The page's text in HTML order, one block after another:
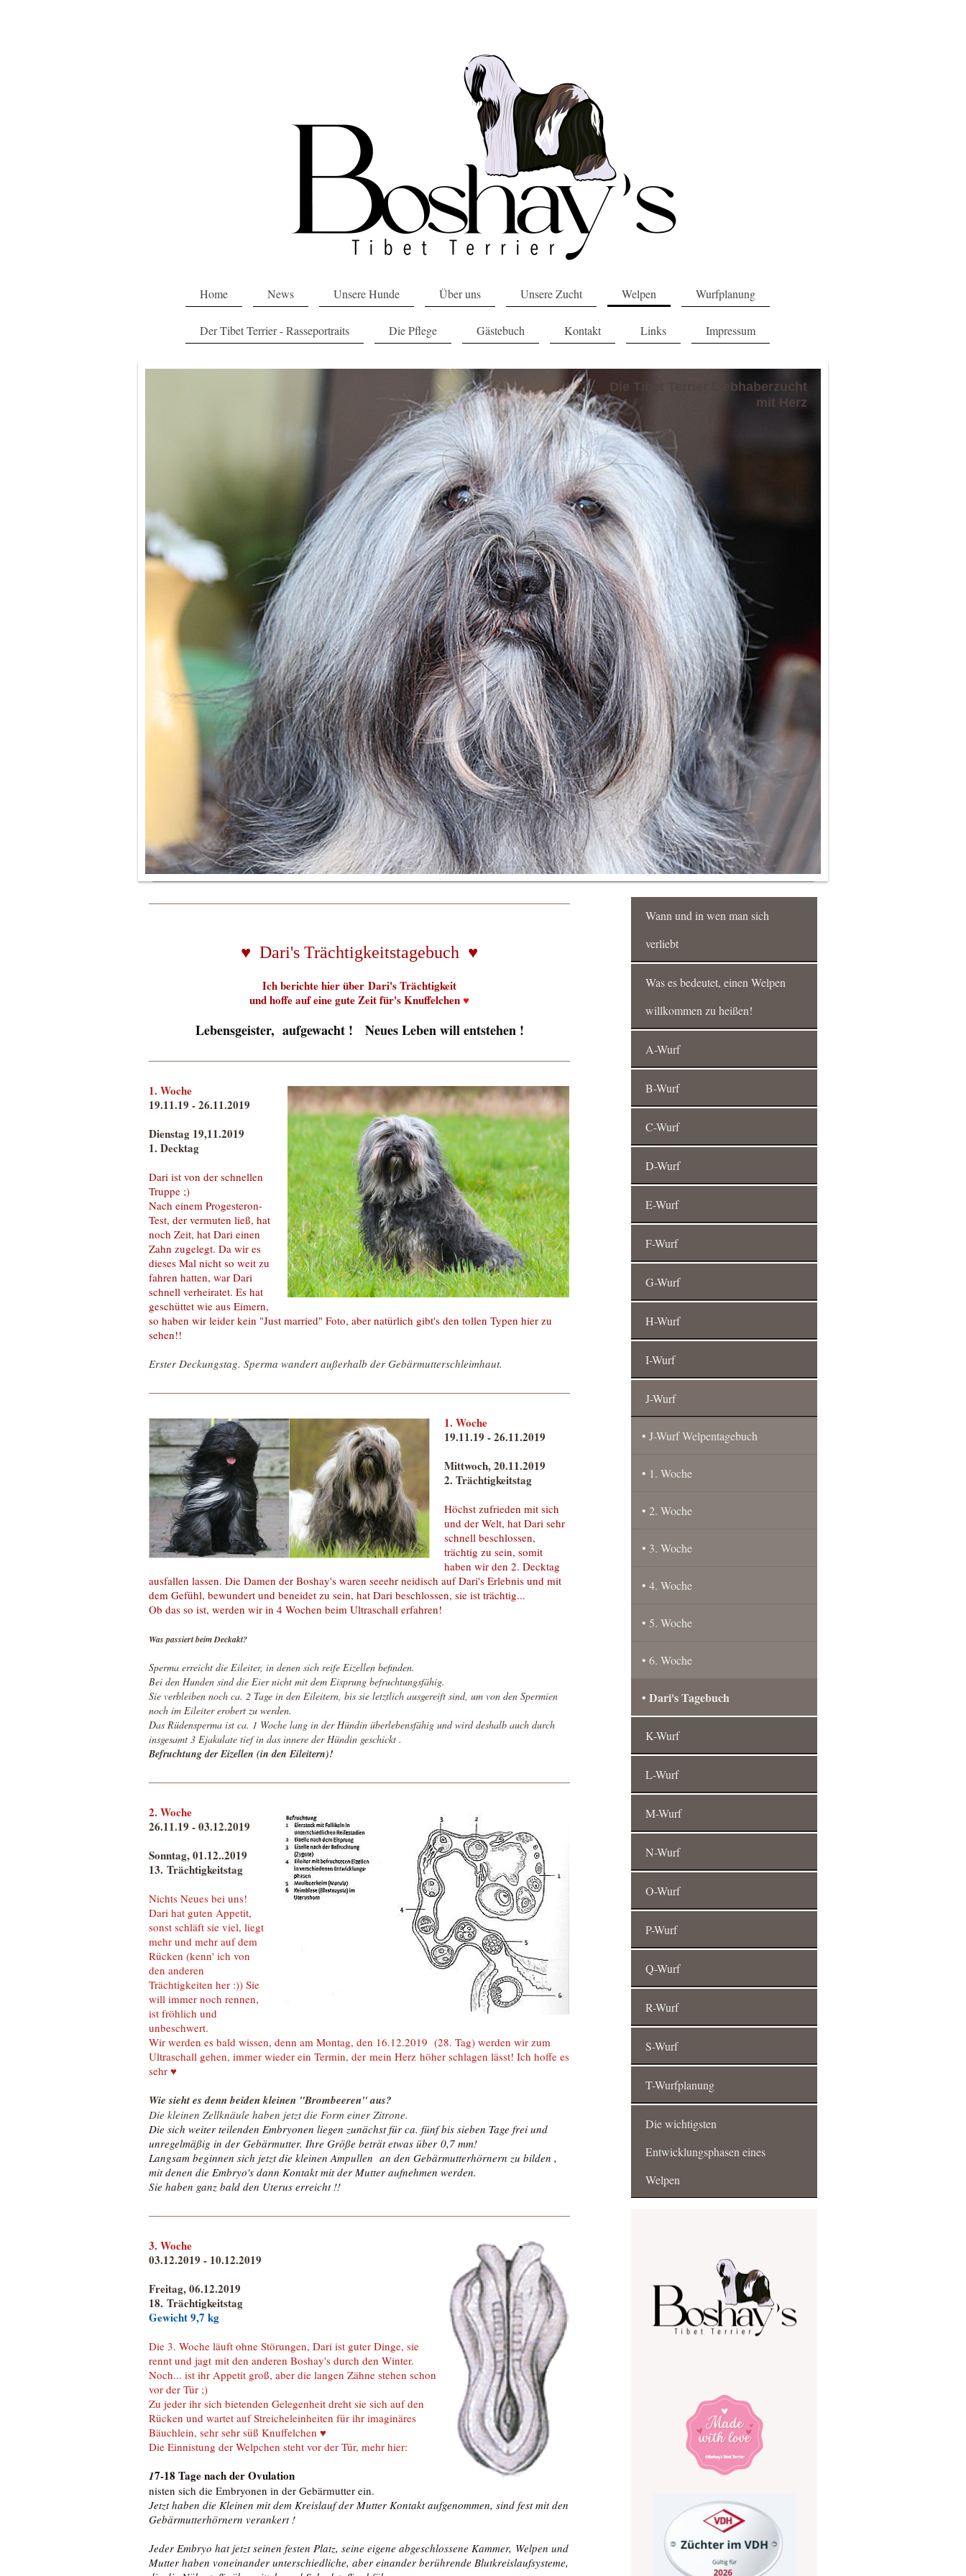
Home News Unsere Hunde Über uns Unsere Zucht Welpen Wurfplanung
Der Tibet Terrier - Rasseportraits Die Pflege Gästebuch Kontakt Links Impressum
Die Tibet Terrier Liebhaberzucht
mit Herz
♥ Dari's Trächtigkeitstagebuch ♥
Ich berichte hier über Dari's Trächtigkeit
und hoffe auf eine gute Zeit für's Knuffelchen♥
Lebensgeister, aufgewacht ! Neues Leben will entstehen !
1. Woche
19.11.19 - 26.11.2019
Dienstag 19,11.2019
1. Decktag
Dari ist von der schnellen
Truppe ;)
Nach einem Progesteron-
Test, der vermuten ließ, hat
noch Zeit, hat Dari einen
Zahn zugelegt. Da wir es
dieses Mal nicht so weit zu
fahren hatten, war Dari
schnell verheiratet. Es hat
geschüttet wie aus Eimern,
so haben wir leider kein "Just married" Foto, aber natürlich gibt's den tollen Typen hier zu
sehen!!
Erster Deckungstag. Sperma wandert außerhalb der Gebärmutterschleimhaut.
1. Woche
19.11.19 - 26.11.2019
Mittwoch, 20.11.2019
2. Trächtigkeitstag
Höchst zufrieden mit sich
und der Welt, hat Dari sehr
schnell beschlossen,
trächtig zu sein, somit
haben wir den 2. Decktag
ausfallen lassen. Die Damen der Boshay's waren seeehr neidisch auf Dari's Erlebnis und mit
dem Gefühl, bewundert und beneidet zu sein, hat Dari beschlossen, sie ist trächtig...
Ob das so ist, werden wir in 4 Wochen beim Ultraschall erfahren!
Was passiert beim Deckakt?
Sperma erreicht die Eileiter, in denen sich reife Eizellen befinden.
Bei den Hunden sind die Eier nicht mit dem Eisprung befruchtungsfähig.
Sie verbleiben noch ca. 2 Tage in den Eileitern, bis sie letztlich ausgereift sind, um von den Spermien
noch im Eileiter erobert zu werden.
Das Rüdensperma ist ca. 1 Woche lang in der Hündin überlebensfähig und wird deshalb auch durch
insgesamt 3 Ejakulate tief in das innere der Hündin geschickt .
Befruchtung der Eizellen (in den Eileitern)!
2. Woche
26.11.19 - 03.12.2019
Sonntag, 01.12..2019
13. Trächtigkeitstag
Nichts Neues bei uns!
Dari hat guten Appetit,
sonst schläft sie viel, liegt
mehr und mehr auf dem
Rücken (kenn' ich von
den anderen
Trächtigkeiten her :)) Sie
will immer noch rennen,
ist fröhlich und
unbeschwert.
Wir werden es bald wissen, denn am Montag, den 16.12.2019 (28. Tag) werden wir zum
Ultraschall gehen, immer wieder ein Termin, der mein Herz höher schlagen lässt! Ich hoffe es
sehr ♥
Wie sieht es denn beiden kleinen "Brombeeren" aus?
Die kleinen Zellknäule haben jetzt die Form einer Zitrone.
Die sich weiter teilenden Embryonen liegen zunächst für ca. fünf bis sieben Tage frei und
unregelmäßig in der Gebärmutter. Ihre Größe beträt etwas über 0,7 mm!
Langsam beginnen sich jetzt die kleinen Ampullen an den Gebärmutterhörnern zu bilden ,
mit denen die Embryo's dann Kontakt mit der Mutter aufnehmen werden.
Sie haben ganz bald den Uterus erreicht !!
3. Woche
03.12.2019 - 10.12.2019
Freitag, 06.12.2019
18. Trächtigkeitstag
Gewicht 9,7 kg
Die 3. Woche läuft ohne Störungen, Dari ist guter Dinge, sie
rennt und jagt mit den anderen Boshay's durch den Winter.
Noch... ist ihr Appetit groß, aber die langen Zähne stehen schon
vor der Tür ;)
Zu jeder ihr sich bietenden Gelegenheit dreht sie sich auf den
Rücken und wartet auf Streicheleinheiten für ihr imaginäres
Bäuchlein, sehr sehr süß Knuffelchen ♥
Die Einnistung der Welpchen steht vor der Tür, mehr hier:
17-18 Tage nach der Ovulation
nisten sich die Embryonen in der Gebärmutter ein.
Jetzt haben die Kleinen mit dem Kreislauf der Mutter Kontakt aufgenommen, sind fest mit den
Gebärmutterhörnern verankert !
Jeder Embryo hat jetzt seinen festen Platz, seine eigene abgeschlossene Kammer, Welpen und
Mutter haben voneinander unterschiedliche, aber einander berührende Blutkreislaufsysteme,
Wann und in wen man sich
verliebt
Was es bedeutet, einen Welpen
willkommen zu heißen!
A-Wurf
B-Wurf
C-Wurf
D-Wurf
E-Wurf
F-Wurf
G-Wurf
H-Wurf
I-Wurf
J-Wurf
J-Wurf Welpentagebuch
1. Woche
2. Woche
3. Woche
4. Woche
5. Woche
6. Woche
Dari's Tagebuch
K-Wurf
L-Wurf
M-Wurf
N-Wurf
O-Wurf
P-Wurf
Q-Wurf
R-Wurf
S-Wurf
T-Wurfplanung
Die wichtigsten
Entwicklungsphasen eines
Welpen